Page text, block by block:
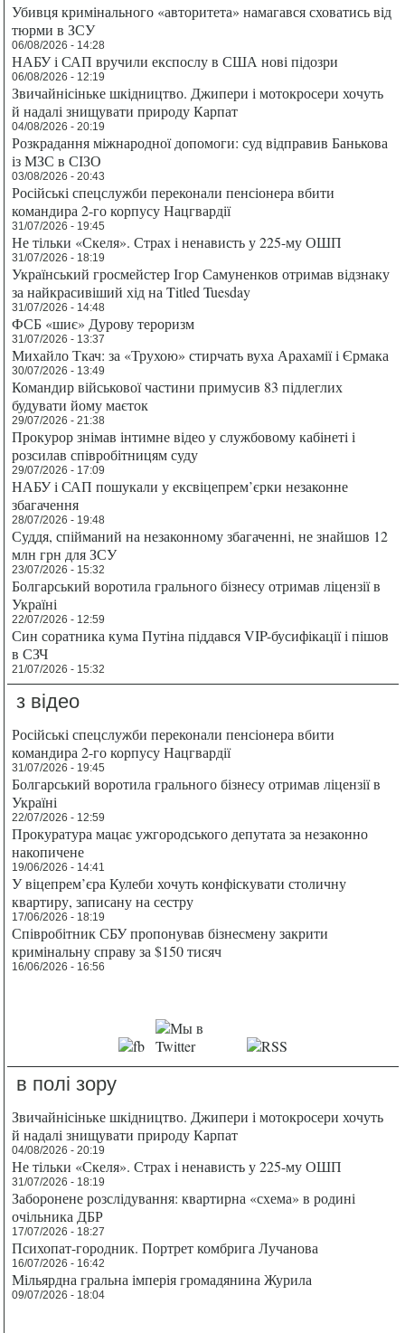
Убивця кримінального «авторитета» намагався сховатись від
тюрми в ЗСУ
06/08/2026 - 14:28
НАБУ і САП вручили експослу в США нові підозри
06/08/2026 - 12:19
Звичайнісіньке шкідництво. Джипери і мотокросери хочуть
й надалі знищувати природу Карпат
04/08/2026 - 20:19
Розкрадання міжнародної допомоги: суд відправив Банькова
із МЗС в СІЗО
03/08/2026 - 20:43
Російські спецслужби переконали пенсіонера вбити
командира 2-го корпусу Нацгвардії
31/07/2026 - 19:45
Не тільки «Скеля». Страх і ненависть у 225-му ОШП
31/07/2026 - 18:19
Український гросмейстер Ігор Самуненков отримав відзнаку
за найкрасивіший хід на Titled Tuesday
31/07/2026 - 14:48
ФСБ «шиє» Дурову тероризм
31/07/2026 - 13:37
Михайло Ткач: за «Трухою» стирчать вуха Арахамії і Єрмака
30/07/2026 - 13:49
Командир військової частини примусив 83 підлеглих
будувати йому маєток
29/07/2026 - 21:38
Прокурор знімав інтимне відео у службовому кабінеті і
розсилав співробітницям суду
29/07/2026 - 17:09
НАБУ і САП пошукали у ексвіцепрем’єрки незаконне
збагачення
28/07/2026 - 19:48
Суддя, спійманий на незаконному збагаченні, не знайшов 12
млн грн для ЗСУ
23/07/2026 - 15:32
Болгарський воротила грального бізнесу отримав ліцензії в
Україні
22/07/2026 - 12:59
Син соратника кума Путіна піддався VIP-бусифікації і пішов
в СЗЧ
21/07/2026 - 15:32
з відео
Російські спецслужби переконали пенсіонера вбити
командира 2-го корпусу Нацгвардії
31/07/2026 - 19:45
Болгарський воротила грального бізнесу отримав ліцензії в
Україні
22/07/2026 - 12:59
Прокуратура мацає ужгородського депутата за незаконно
накопичене
19/06/2026 - 14:41
У віцепрем’єра Кулеби хочуть конфіскувати столичну
квартиру, записану на сестру
17/06/2026 - 18:19
Співробітник СБУ пропонував бізнесмену закрити
кримінальну справу за $150 тисяч
16/06/2026 - 16:56
в полі зору
Звичайнісіньке шкідництво. Джипери і мотокросери хочуть
й надалі знищувати природу Карпат
04/08/2026 - 20:19
Не тільки «Скеля». Страх і ненависть у 225-му ОШП
31/07/2026 - 18:19
Заборонене розслідування: квартирна «схема» в родині
очільника ДБР
17/07/2026 - 18:27
Психопат-городник. Портрет комбрига Лучанова
16/07/2026 - 16:42
Мільярдна гральна імперія громадянина Журила
09/07/2026 - 18:04